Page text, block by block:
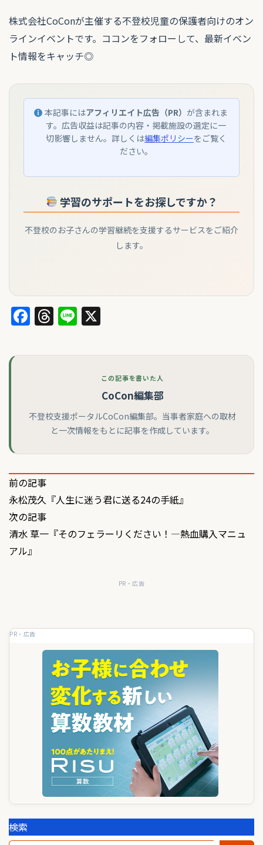
株式会社CoConが主催する不登校児童の保護者向けのオン
ラインイベントです。ココンをフォローして、最新イベン
ト情報をキャッチ◎
本記事にはアフィリエイト広告（PR） が含まれま
す。広告収益は記事の内容・掲載施設の選定に一
切影響しません。詳しくは編集ポリシーをご覧く
ださい。
学習のサポートをお探しですか？
不登校のお子さんの学習継続を支援するサービスをご紹介
します。
Facebook
Threads
Line
この記事を書いた人
CoCon編集部
不登校支援ポータルCoCon編集部。当事者家庭への取材
と一次情報をもとに記事を作成しています。
投
稿
ナ
ビ
ョ
前の記事
永松茂久『人生に迷う君に送る24の手紙』
次の記事
清水 草一『そのフェラーリください！―熱血購入マニュ
アル』
PR・広告
PR・広告
検索